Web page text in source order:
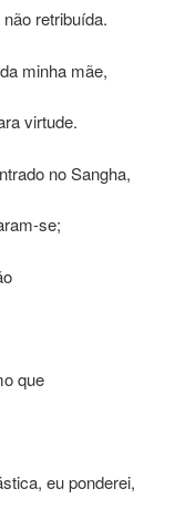
retribuída.
minha mãe,
virtude.
no Sangha,
se;
que
eu ponderei,